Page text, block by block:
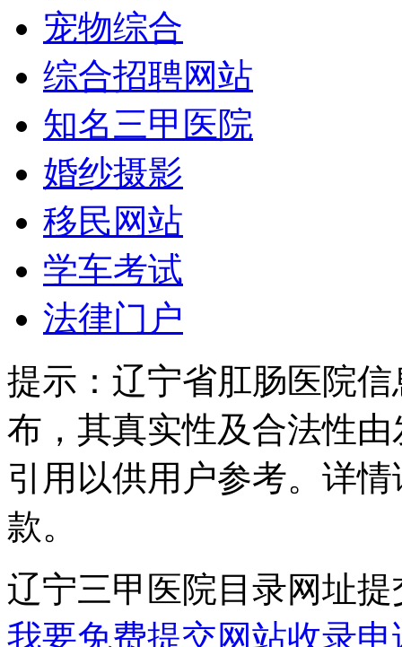
宠物综合
综合招聘网站
知名三甲医院
婚纱摄影
移民网站
学车考试
法律门户
提示： 辽宁省肛肠医院
布，其真实性及合法性
引用以供用户参考。详
款。
辽宁三甲医院目录网址提
我要免费提交网站收录申